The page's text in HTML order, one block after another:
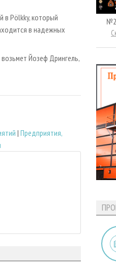
в Pölkky, который
в надежных
Йозеф Дрингель,
| Предприятия,